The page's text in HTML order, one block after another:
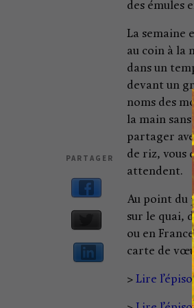
PARTAGER
des émules
La semaine
au coin à la
dans un
devant un
noms des
la main
partager
de riz, vous
attendent.
Au point du
sur le quai,
ou en
carte de
> Lire